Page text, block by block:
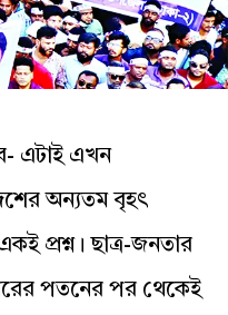
এটাই এখন
অন্যতম বৃহৎ
প্রশ্ন। ছাত্র-জনতার
পতনের পর থেকেই